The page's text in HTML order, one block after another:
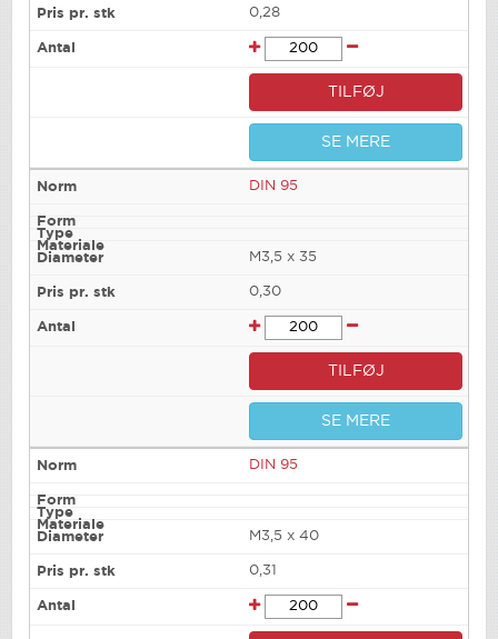
0,28
TILFØJ
SE MERE
DIN 95
M3,5 x 35
0,30
TILFØJ
SE MERE
DIN 95
M3,5 x 40
0,31